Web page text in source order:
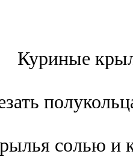
Куриные
солью и